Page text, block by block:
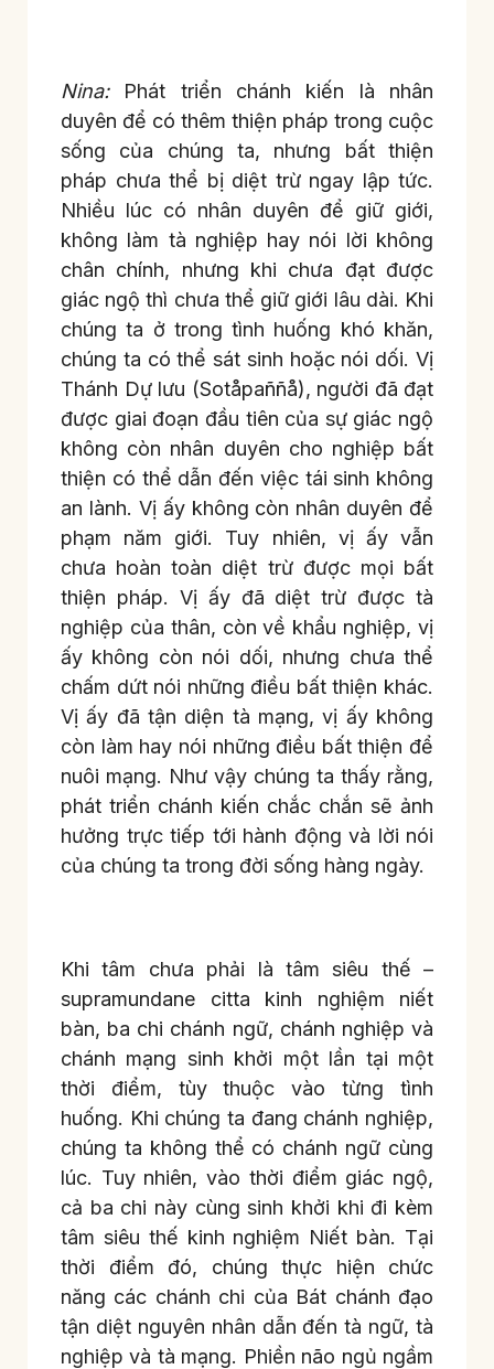
Nina:Phát triển chánh kiến là nhân
duyên để có thêm thiện pháp trong cuộc
sống của chúng ta, nhưng bất thiện
pháp chưa thể bị diệt trừ ngay lập tức.
Nhiều lúc có nhân duyên để giữ giới,
không làm tà nghiệp hay nói lời không
chân chính, nhưng khi chưa đạt được
giác ngộ thì chưa thể giữ giới lâu dài. Khi
chúng ta ở trong tình huống khó khăn,
chúng ta có thể sát sinh hoặc nói dối. Vị
Thánh Dự lưu (Sotåpaññå), người đã đạt
được giai đoạn đầu tiên của sự giác ngộ
không còn nhân duyên cho nghiệp bất
thiện có thể dẫn đến việc tái sinh không
an lành. Vị ấy không còn nhân duyên để
phạm năm giới. Tuy nhiên, vị ấy vẫn
chưa hoàn toàn diệt trừ được mọi bất
thiện pháp. Vị ấy đã diệt trừ được tà
nghiệp của thân, còn về khẩu nghiệp, vị
ấy không còn nói dối, nhưng chưa thể
chấm dứt nói những điều bất thiện khác.
Vị ấy đã tận diện tà mạng, vị ấy không
còn làm hay nói những điều bất thiện để
nuôi mạng. Như vậy chúng ta thấy rằng,
phát triển chánh kiến chắc chắn sẽ ảnh
hưởng trực tiếp tới hành động và lời nói
của chúng ta trong đời sống hàng ngày.
Khi tâm chưa phải là tâm siêu thế –
supramundane citta kinh nghiệm niết
bàn, ba chi chánh ngữ, chánh nghiệp và
chánh mạng sinh khởi một lần tại một
thời điểm, tùy thuộc vào từng tình
huống. Khi chúng ta đang chánh nghiệp,
chúng ta không thể có chánh ngữ cùng
lúc. Tuy nhiên, vào thời điểm giác ngộ,
cả ba chi này cùng sinh khởi khi đi kèm
tâm siêu thế kinh nghiệm Niết bàn. Tại
thời điểm đó, chúng thực hiện chức
năng các chánh chi của Bát chánh đạo
tận diệt nguyên nhân dẫn đến tà ngữ, tà
nghiệp và tà mạng. Phiền não ngủ ngầm